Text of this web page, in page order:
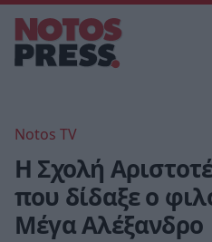
Notos TV
Η Σχολή
που δίδαξε ο
Μέγα Αλέξανδρο